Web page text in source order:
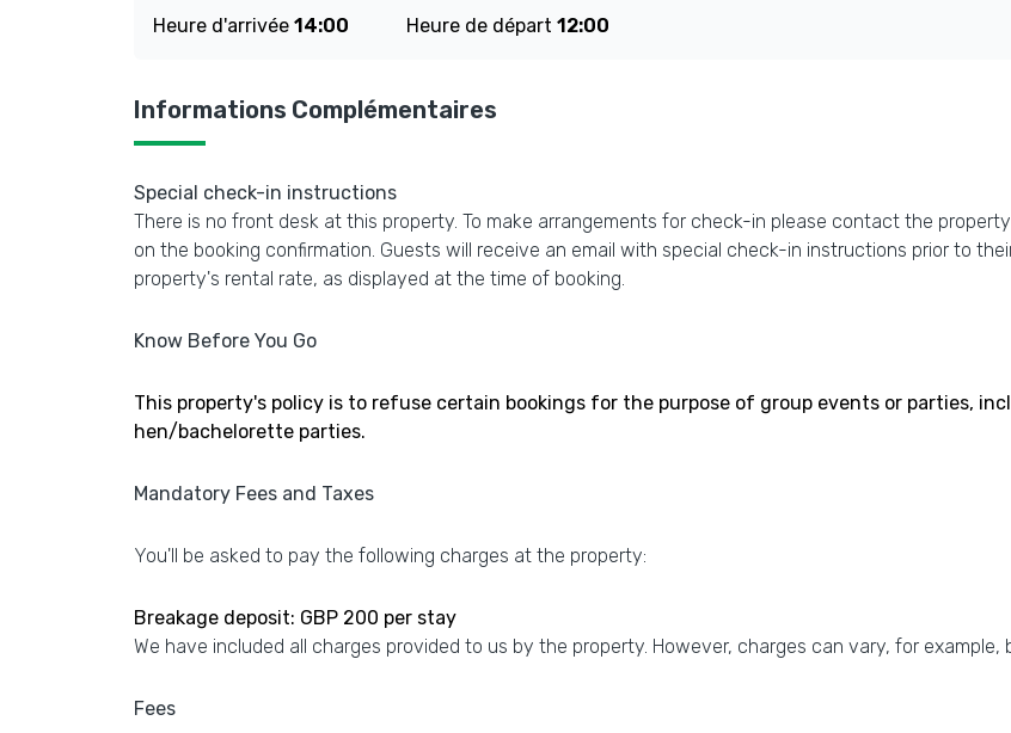
Heure d'arrivée 14:00 Heure de départ 12:00
Informations Complémentaires
Special check-in instructions
There is no front desk at this property. To make arrangements for check-in please contact the
on the booking confirmation. Guests will receive an email with special check-in instructions prior to
property's rental rate, as displayed at the time of booking.
Know Before You Go
This property's policy is to refuse certain bookings for the purpose of group events or parties,
hen/bachelorette parties.
Mandatory Fees and Taxes
You'll be asked to pay the following charges at the property:
Breakage deposit: GBP 200 per stay
We have included all charges provided to us by the property. However, charges can vary, for
Fees